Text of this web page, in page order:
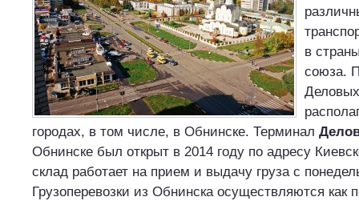
в
союза.
городах, в том числе, в Обнинске. Терминал
Обнинске был открыт в 2014 году по адресу
склад работает на прием и выдачу груза с
Грузоперевозки из Обнинска осуществляются как